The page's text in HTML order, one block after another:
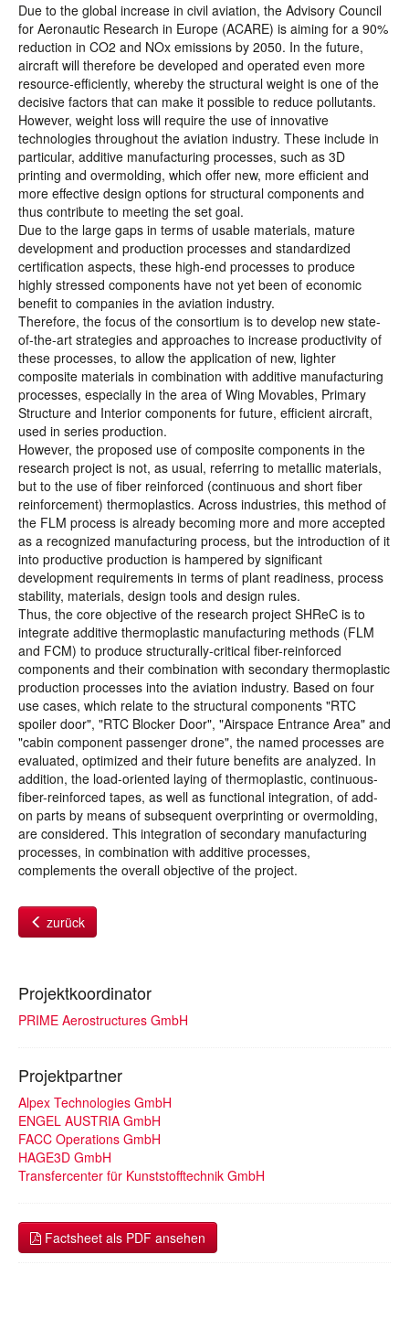
Due to the global increase in civil aviation, the Advisory Council
for Aeronautic Research in Europe (ACARE) is aiming for a 90%
reduction in CO2 and NOx emissions by 2050. In the future,
aircraft will therefore be developed and operated even more
resource-efficiently, whereby the structural weight is one of the
decisive factors that can make it possible to reduce pollutants.
However, weight loss will require the use of innovative
technologies throughout the aviation industry. These include in
particular, additive manufacturing processes, such as 3D
printing and overmolding, which offer new, more efficient and
more effective design options for structural components and
thus contribute to meeting the set goal.
Due to the large gaps in terms of usable materials, mature
development and production processes and standardized
certification aspects, these high-end processes to produce
highly stressed components have not yet been of economic
benefit to companies in the aviation industry.
Therefore, the focus of the consortium is to develop new state-
of-the-art strategies and approaches to increase productivity of
these processes, to allow the application of new, lighter
composite materials in combination with additive manufacturing
processes, especially in the area of Wing Movables, Primary
Structure and Interior components for future, efficient aircraft,
used in series production.
However, the proposed use of composite components in the
research project is not, as usual, referring to metallic materials,
but to the use of fiber reinforced (continuous and short fiber
reinforcement) thermoplastics. Across industries, this method of
the FLM process is already becoming more and more accepted
as a recognized manufacturing process, but the introduction of it
into productive production is hampered by significant
development requirements in terms of plant readiness, process
stability, materials, design tools and design rules.
Thus, the core objective of the research project SHReC is to
integrate additive thermoplastic manufacturing methods (FLM
and FCM) to produce structurally-critical fiber-reinforced
components and their combination with secondary thermoplastic
production processes into the aviation industry. Based on four
use cases, which relate to the structural components "RTC
spoiler door", "RTC Blocker Door", "Airspace Entrance Area" and
"cabin component passenger drone", the named processes are
evaluated, optimized and their future benefits are analyzed. In
addition, the load-oriented laying of thermoplastic, continuous-
fiber-reinforced tapes, as well as functional integration, of add-
on parts by means of subsequent overprinting or overmolding,
are considered. This integration of secondary manufacturing
processes, in combination with additive processes,
complements the overall objective of the project.
zurück
Projektkoordinator
PRIME Aerostructures GmbH
Projektpartner
Alpex Technologies GmbH
ENGEL AUSTRIA GmbH
FACC Operations GmbH
HAGE3D GmbH
Transfercenter für Kunststofftechnik GmbH
Factsheet als PDF ansehen